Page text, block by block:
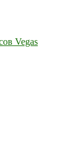
Vegas